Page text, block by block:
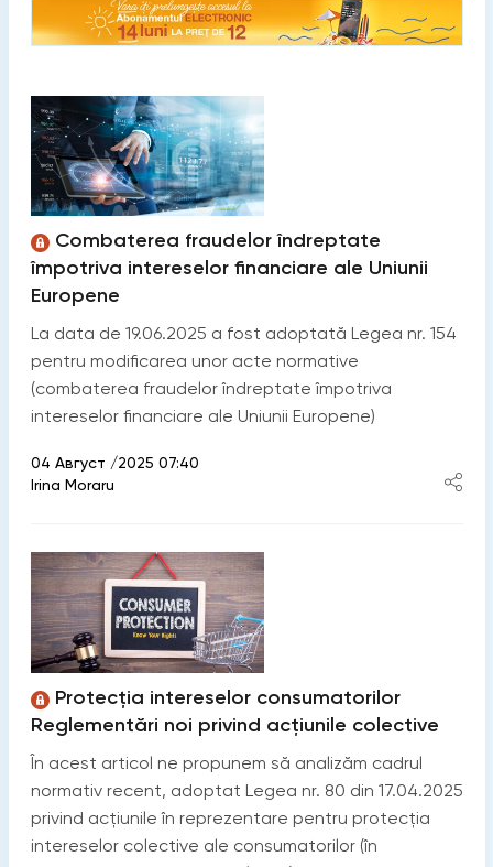
Combaterea fraudelor îndreptate
împotriva intereselor financiare ale Uniunii
Europene
La data de 19.06.2025 a fost adoptată Legea nr. 154
pentru modificarea unor acte normative
(combaterea fraudelor îndreptate împotriva
intereselor financiare ale Uniunii Europene)
04 Август /2025 07:40
Irina Moraru
Protecția intereselor consumatorilor
Reglementări noi privind acțiunile colective
În acest articol ne propunem să analizăm cadrul
normativ recent, adoptat Legea nr. 80 din 17.04.2025
privind acţiunile în reprezentare pentru protecţia
intereselor colective ale consumatorilor (în